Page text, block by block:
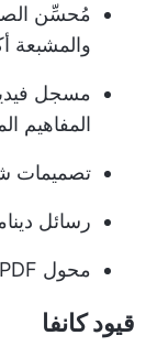
مُحسِّن
والمشبعة
مسجل
المفاهيم
تصميمات
رسائل
محول PDF إلى PPT
قيود كانفا